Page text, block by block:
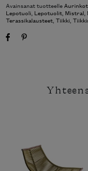
Avainsanat tuotteelle
Lepotuoli, Lepotuolit, Mistral,
Terassikalausteet, Tiikki,